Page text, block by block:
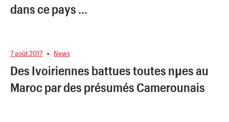
dans ce pays …
7 août 2017 News
Des Ivoiriennes battues toutes nµes au
Maroc par des présumés Camerounais